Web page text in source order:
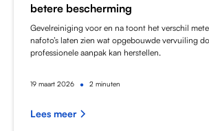
betere bescherming
Gevelreiniging voor en na toont het verschil
nafoto’s laten zien wat opgebouwde vervuiling
professionele aanpak kan herstellen.
19 maart 2026 • 2 minuten
Lees meer